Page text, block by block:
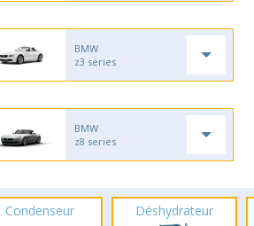
BMW
z3 series
BMW
z8 series
Condenseur Déshydrateur